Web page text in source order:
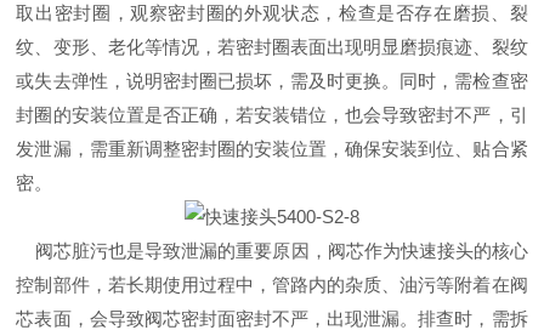
取出密封圈，观察密封圈的外观状态，检查是否存在磨损、裂
纹、变形、老化等情况，若密封圈表面出现明显磨损痕迹、裂纹
或失去弹性，说明密封圈已损坏，需及时更换。同时，需检查密
封圈的安装位置是否正确，若安装错位，也会导致密封不严，引
发泄漏，需重新调整密封圈的安装位置，确保安装到位、贴合紧
密。
阀芯脏污也是导致泄漏的重要原因，阀芯作为快速接头的核心
控制部件，若长期使用过程中，管路内的杂质、油污等附着在阀
芯表面，会导致阀芯密封面密封不严，出现泄漏。排查时，需拆